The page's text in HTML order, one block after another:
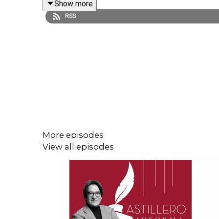
Tienda:
https://julioastillerotienda.com/
Show more
RSS
More episodes
View all episodes